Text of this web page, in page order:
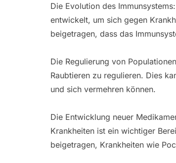
Die Evolution des
entwickelt, um sich gegen
beigetragen, dass das
Die Regulierung von
Raubtieren zu regulieren. Dies
und sich vermehren können.
Die Entwicklung neuer
Krankheiten ist ein wichtiger
beigetragen, Krankheiten wie